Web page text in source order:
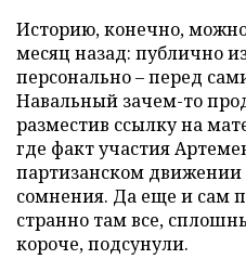
Историю, конечно,
месяц назад: публично
персонально – перед
Навальный зачем-то
разместив ссылку на
где факт участия
партизанском движении
сомнения. Да еще и сам
странно там все,
короче, подсунули.